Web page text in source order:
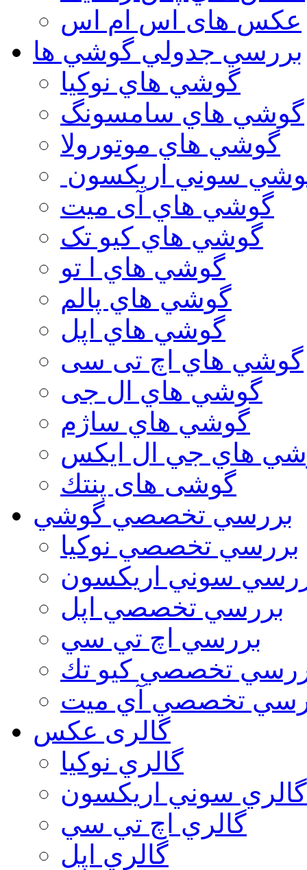
عكس های اس ام اس
بررسي جدولي گوشي ها
گوشي هاي نوكيا
گوشي هاي سامسونگ
گوشي هاي موتورولا
سوني اريكسون
گوشي هاي آی میت
گوشي هاي کیو تک
گوشي هاي ا تو
گوشي هاي پالم
گوشي هاي اپل
گوشي هاي اچ تی سی
گوشي هاي ال جی
گوشي هاي ساژم
هاي جي ال ايكس
گوشی های پنتك
بررسي تخصصي گوشي
بررسي تخصصي نوكيا
سوني اريكسون
بررسي تخصصي اپل
بررسي اچ تي سي
تخصصي كيو تك
تخصصي آي ميت
گالری عکس
گالري نوكيا
گالري سوني اريكسون
گالري اچ تي سي
گالري اپل